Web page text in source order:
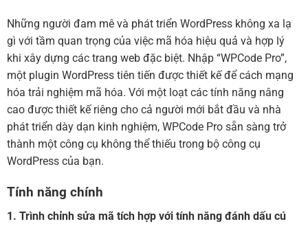
Những người đam mê và phát triển WordPress không xa lạ
gì với tầm quan trọng của việc mã hóa hiệu quả và hợp lý
khi xây dựng các trang web đặc biệt. Nhập “WPCode Pro”,
một plugin WordPress tiên tiến được thiết kế để cách mạng
hóa trải nghiệm mã hóa. Với một loạt các tính năng nâng
cao được thiết kế riêng cho cả người mới bắt đầu và nhà
phát triển dày dạn kinh nghiệm, WPCode Pro sẵn sàng trở
thành một công cụ không thể thiếu trong bộ công cụ
WordPress của bạn.
Tính năng chính
1. Trình chỉnh sửa mã tích hợp với tính năng đánh dấu cú